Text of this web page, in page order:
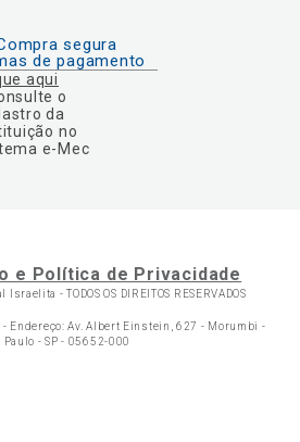
segura
de pagamento
aqui
o
da
no
e-Mec
e Política de Privacidade
Israelita -TODOS OS DIREITOS RESERVADOS
Endereço: Av. Albert Einstein, 627 - Morumbi -
Paulo - SP - 05652-000